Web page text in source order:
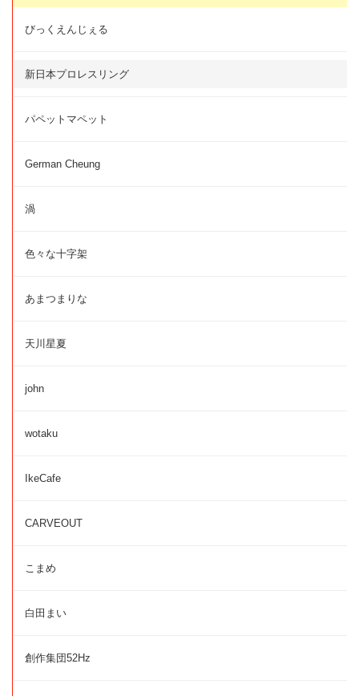
びっくえんじぇる
新日本プロレスリング
パペットマペット
German Cheung
渦
色々な十字架
あまつまりな
天川星夏
john
wotaku
IkeCafe
CARVEOUT
こまめ
白田まい
創作集団52Hz